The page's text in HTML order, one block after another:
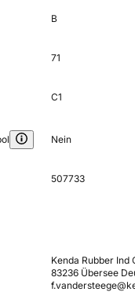
B
71
C1
Nein
507733
Kenda Rubber Ind
83236 Übersee